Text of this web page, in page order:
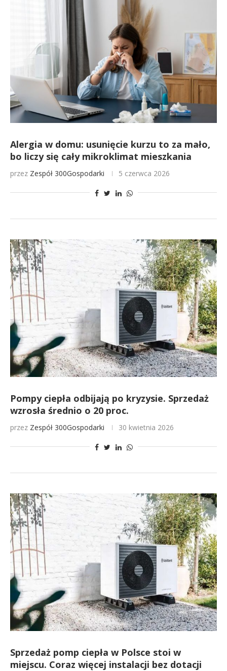
Alergia w domu: usunięcie kurzu to za mało,
bo liczy się cały mikroklimat mieszkania
przez Zespół 300Gospodarki 5 czerwca 2026
Pompy ciepła odbijają po kryzysie. Sprzedaż
wzrosła średnio o 20 proc.
przez Zespół 300Gospodarki 30 kwietnia 2026
Sprzedaż pomp ciepła w Polsce stoi w
miejscu. Coraz więcej instalacji bez dotacji